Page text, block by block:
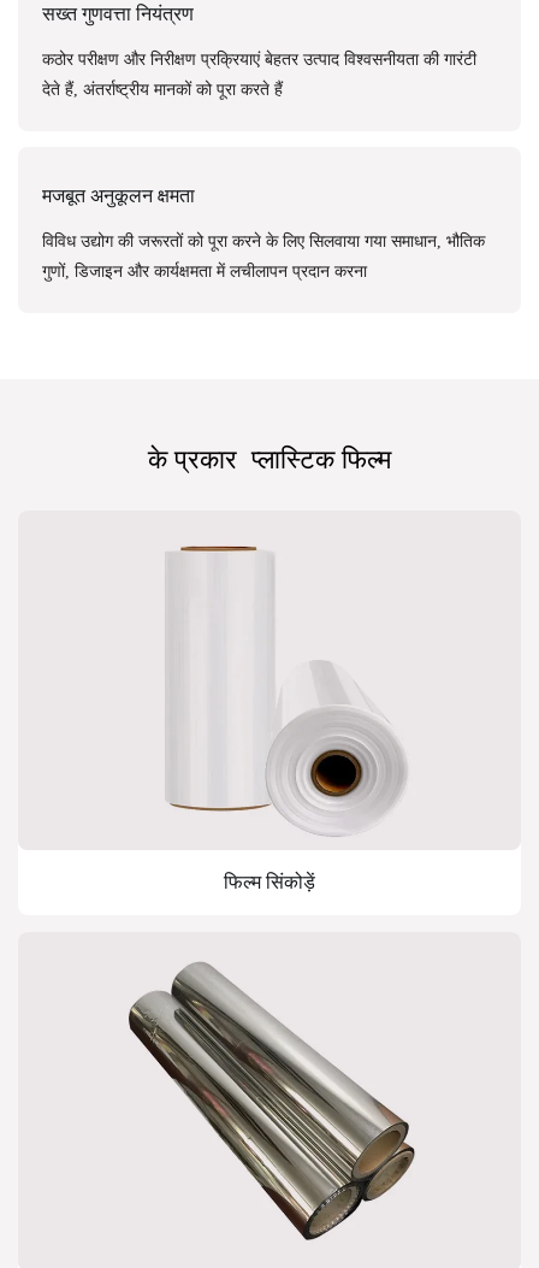
सख्त गुणवत्ता नियंत्रण
कठोर परीक्षण और निरीक्षण प्रक्रियाएं बेहतर उत्पाद विश्वसनीयता की गारंटी
देते हैं, अंतर्राष्ट्रीय मानकों को पूरा करते हैं
मजबूत अनुकूलन क्षमता
विविध उद्योग की जरूरतों को पूरा करने के लिए सिलवाया गया समाधान, भौतिक
गुणों, डिजाइन और कार्यक्षमता में लचीलापन प्रदान करना
के प्रकार प्लास्टिक फिल्म
फिल्म सिंकोड़ें